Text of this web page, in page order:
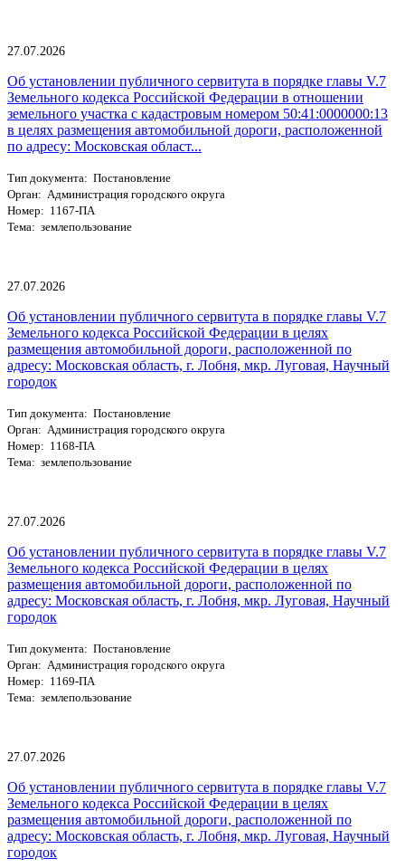
27.07.2026
Об установлении публичного сервитута в порядке главы V.7
Земельного кодекса Российской Федерации в отношении
земельного участка с кадастровым номером 50:41:0000000:13
в целях размещения автомобильной дороги, расположенной
по адресу: Московская област...
Тип документа: Постановление
Орган: Администрация городского округа
Номер: 1167-ПА
Тема: землепользование
27.07.2026
Об установлении публичного сервитута в порядке главы V.7
Земельного кодекса Российской Федерации в целях
размещения автомобильной дороги, расположенной по
адресу: Московская область, г. Лобня, мкр. Луговая, Научный
городок
Тип документа: Постановление
Орган: Администрация городского округа
Номер: 1168-ПА
Тема: землепользование
27.07.2026
Об установлении публичного сервитута в порядке главы V.7
Земельного кодекса Российской Федерации в целях
размещения автомобильной дороги, расположенной по
адресу: Московская область, г. Лобня, мкр. Луговая, Научный
городок
Тип документа: Постановление
Орган: Администрация городского округа
Номер: 1169-ПА
Тема: землепользование
27.07.2026
Об установлении публичного сервитута в порядке главы V.7
Земельного кодекса Российской Федерации в целях
размещения автомобильной дороги, расположенной по
адресу: Московская область, г. Лобня, мкр. Луговая, Научный
городок